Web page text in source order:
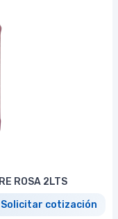
ROSA 2LTS
Solicitar cotización